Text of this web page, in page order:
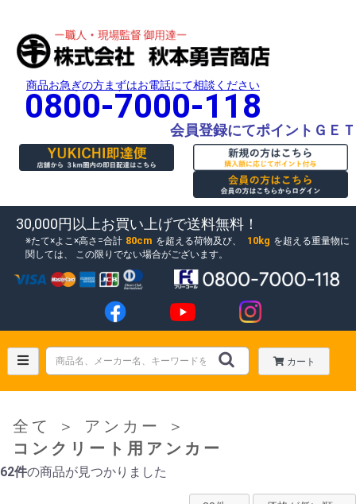
商品お急ぎの方まずはお電話にて相談ください
0800-7000-118
会員登録にてポイントＧＥＴ
30,000円以上お買い上げで送料無料！
たて×よこ×高さ=合計 80cm を超える荷物及び、 10kg を超える重量物に
関しては、
この限りでない場合がございます。
カート
全て ＞ アンカー
＞
コンクリート用アンカー
62件の商品が見つかりました